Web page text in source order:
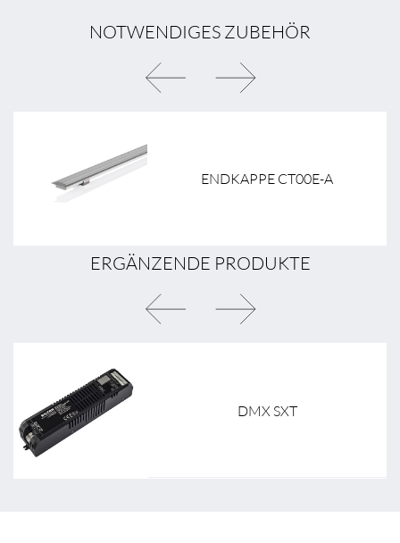
NOTWENDIGES ZUBEHÖR
ENDKAPPE CT00E-A
ERGÄNZENDE PRODUKTE
DMX SXT